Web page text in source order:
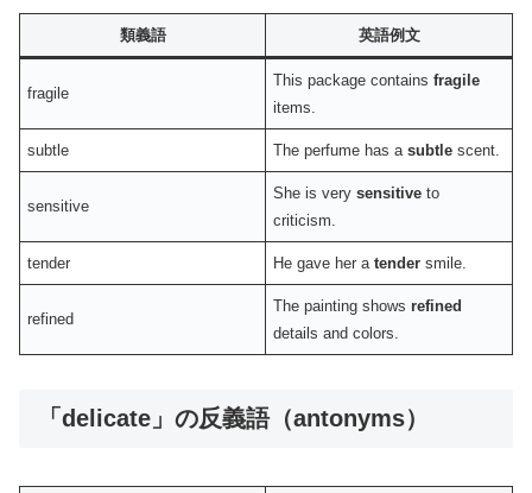
類義語 英語例文
fragile
This package containsfragile
items.
subtle The perfume has asubtle scent.
sensitive
She is verysensitive to
criticism.
tender He gave her atender smile.
refined
The painting showsrefined
details and colors.
「delicate」の反義語（antonyms）